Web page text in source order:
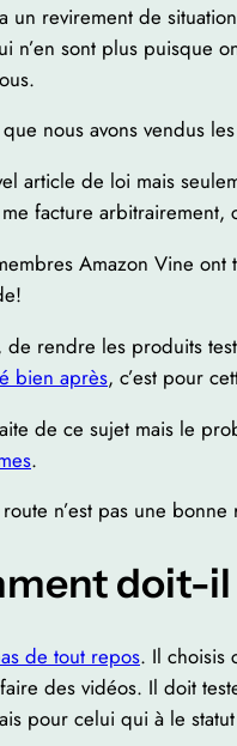
un revirement de
n’en sont plus puisque
nous avons vendus
article de loi mais
facture arbitrairement,
Amazon Vine
rendre les produits
bien après, c’est pour
de ce sujet mais le
.
n’est pas une bonne
doit-
de tout repos. Il choisis
des vidéos. Il doit
pour celui qui à le